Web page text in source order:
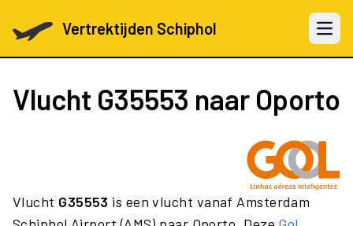
Vertrektijden Schiphol Open
Vlucht G35553 naar Oporto
Vlucht G35553 is een vlucht vanaf Amsterdam